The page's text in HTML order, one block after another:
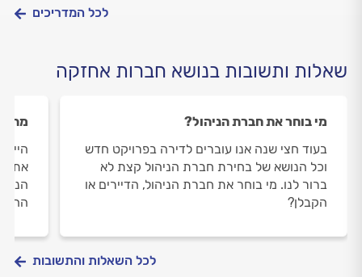
לכל המדריכים
שאלות ותשובות בנושא חברות אחזקה
מי בוחר את חברת הניהול?
בעוד חצי שנה אנו עוברים לדירה בפרויקט חדש
וכל הנושא של בחירת חברת הניהול קצת לא
ברור לנו. מי בוחר את חברת הניהול, הדיירים או
הקבלן?
מה
היי,
את
לכל השאלות והתשובות